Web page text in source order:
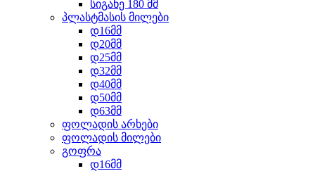
სიგანე 180 მმ
პლასტმასის მილები
დ16მმ
დ20მმ
დ25მმ
დ32მმ
დ40მმ
დ50მმ
დ63მმ
ფოლადის არხები
ფოლადის მილები
გოფრა
დ16მმ